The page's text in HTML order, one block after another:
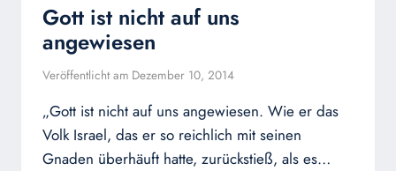
Gott ist nicht auf uns
angewiesen
Veröffentlicht am Dezember 10, 2014
„Gott ist nicht auf uns angewiesen. Wie er das
Volk Israel, das er so reichlich mit seinen
Gnaden überhäuft hatte, zurückstieß, als es…